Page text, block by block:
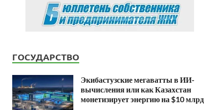
ГОСУДАРСТВО
Экибастузские мегаватты в ИИ-
вычисления или как Казахстан
монетизирует энергию на $10 млрд